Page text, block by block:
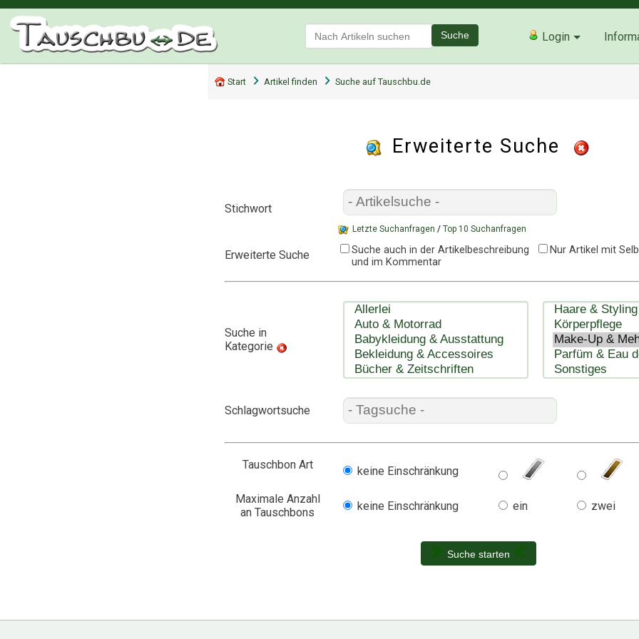
Suche Login
Start Artikel finden Suche auf Tauschbu.de
Erweiterte Suche
Stichwort
Letzte Suchanfragen / Top 10 Suchanfragen
Erweiterte Suche
Suche auch in der Artikelbeschreibung
und im Kommentar
Nur Artikel mit
Suche in
Kategorie
Schlagwortsuche
Tauschbon Art keine Einschränkung
Maximale Anzahl
an Tauschbons
keine Einschränkung ein zwei
Suche starten